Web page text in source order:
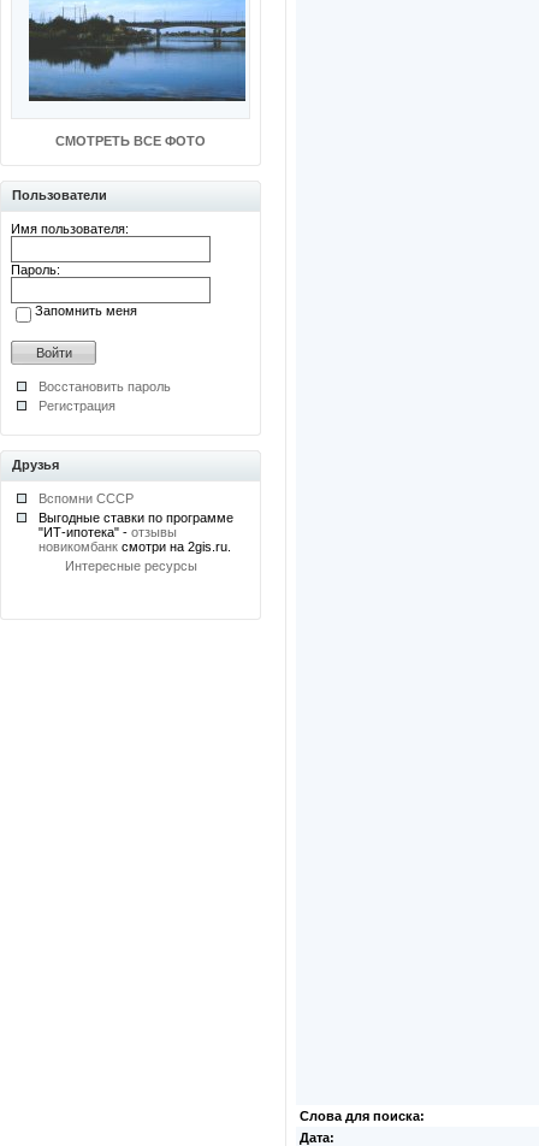
СМОТРЕТЬ ВСЕ ФОТО
Пользователи
Имя пользователя:
Пароль:
Запомнить меня
Восстановить пароль
Регистрация
Друзья
Вспомни СССР
Выгодные ставки по программе
"ИТ-ипотека" - отзывы
новикомбанк смотри на 2gis.ru.
Интересные ресурсы
Слова для поиска:
Дата: